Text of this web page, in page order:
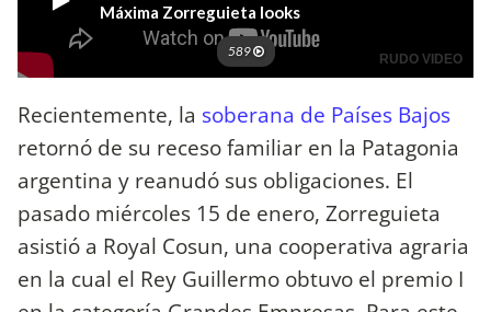
Recientemente, la soberana de Países Bajos
retornó de su receso familiar en la Patagonia
argentina y reanudó sus obligaciones. El
pasado miércoles 15 de enero, Zorreguieta
asistió a Royal Cosun, una cooperativa agraria
en la cual el Rey Guillermo obtuvo el premio I